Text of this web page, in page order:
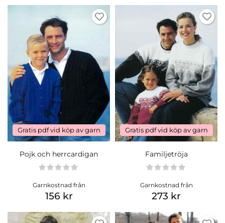
Gratis pdf vid köp av garn
Pojk och herrcardigan
Garnkostnad från
156 kr
Gratis pdf vid köp av garn
Familjetröja
Garnkostnad från
273 kr